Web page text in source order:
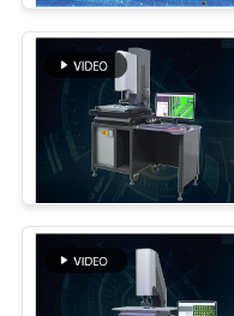
Kodierer